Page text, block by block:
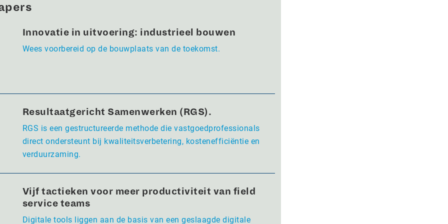
Innovatie in uitvoering: industrieel bouwen
Wees voorbereid op de bouwplaats van de toekomst.
Resultaatgericht Samenwerken (RGS).
RGS is een gestructureerde methode die vastgoedprofessionals
direct ondersteunt bij kwaliteitsverbetering, kostenefficiëntie en
verduurzaming.
Vijf tactieken voor meer productiviteit van field
service teams
Digitale tools liggen aan de basis van een geslaagde digitale